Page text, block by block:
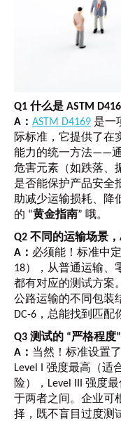
Q1 什么是 ASTM
A： ASTM D4169 是一
际标准，它提供了在
能力的统一方法——
危害元素（如跌落、
是否能保护产品安全
助减少运输损耗、降
的 “黄金指南” 哦。
Q2 不同的运输场景，
A： 必须能！标准中
18），从普通运输、
都有对应的测试方案
公路运输的不同包装
DC-6，总能找到匹配
Q3 测试的 “严格程度
A： 当然！标准设置了
Level I 强度最高（适
险），Level III 强度
于两者之间。企业可
择，既不盲目过度测